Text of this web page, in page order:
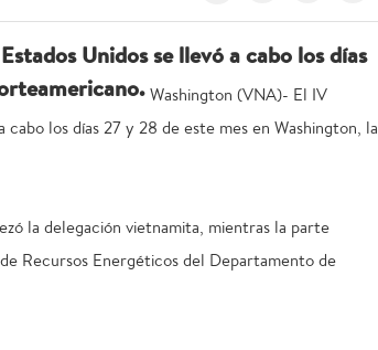
Unidos se llevó a cabo los días
Washington (VNA)- El IV
los días 27 y 28 de este mes en Washington, la
la delegación vietnamita, mientras la parte
Recursos Energéticos del Departamento de